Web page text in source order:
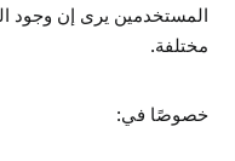
مختلفة.
خصوصًا في: